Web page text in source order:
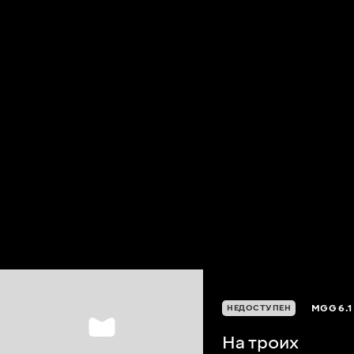
НЕДОСТУПЕН MGG6.1
На троих